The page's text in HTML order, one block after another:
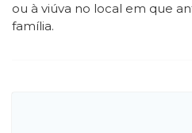
ou à viúva no local em que
família.